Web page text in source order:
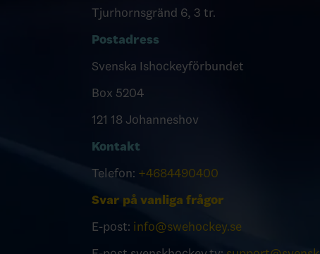
Tjurhornsgränd 6, 3 tr.
Postadress
Svenska Ishockeyförbundet
Box 5204
121 18 Johanneshov
Kontakt
Telefon: +4684490400
Svar på vanliga frågor
E-post: info@swehockey.se